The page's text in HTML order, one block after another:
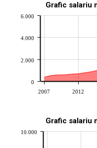
Grafic salariu
2007 2012
0
2.000
4.000
6.000
Grafic salariu
10.000